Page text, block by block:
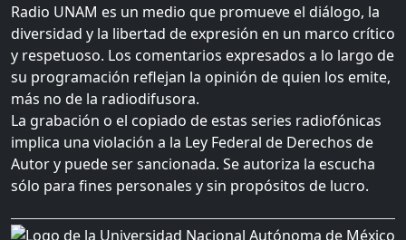
Radio UNAM es un medio que promueve el diálogo, la
diversidad y la libertad de expresión en un marco crítico
y respetuoso. Los comentarios expresados a lo largo de
su programación reflejan la opinión de quien los emite,
más no de la radiodifusora.
La grabación o el copiado de estas series radiofónicas
implica una violación a la Ley Federal de Derechos de
Autor y puede ser sancionada. Se autoriza la escucha
sólo para fines personales y sin propósitos de lucro.